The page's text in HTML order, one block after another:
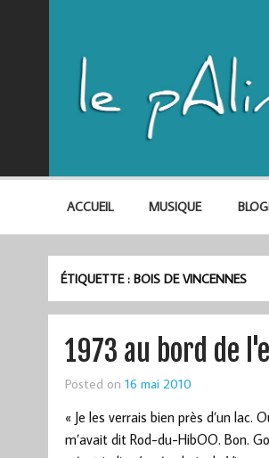
ACCUEIL MUSIQUE
ÉTIQUETTE :BOIS DE VINCENNES
1973 au bord de
Posted on 16 mai 2010
« Je les verrais bien près d’un lac.
m’avait dit Rod-du-HibOO. Bon.